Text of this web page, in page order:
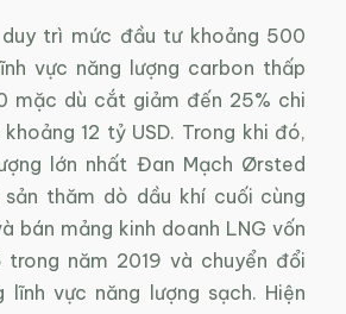
trì mức đầu tư khoảng 500
vực năng lượng carbon thấp
mặc dù cắt giảm đến 25% chi
12 tỷ USD. Trong khi đó,
lớn nhất Đan Mạch Ørsted
thăm dò dầu khí cuối cùng
bán mảng kinh doanh LNG vốn
năm 2019 và chuyển đổi
lĩnh vực năng lượng sạch. Hiện